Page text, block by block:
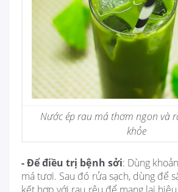
Nước ép rau má thơm ngon và
khỏe
- Để điều trị bệnh sởi: Dùng
má tươi. Sau đó rửa sạch, dùng để